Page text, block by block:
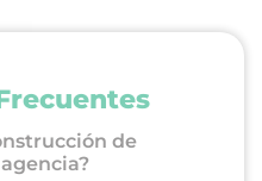
de